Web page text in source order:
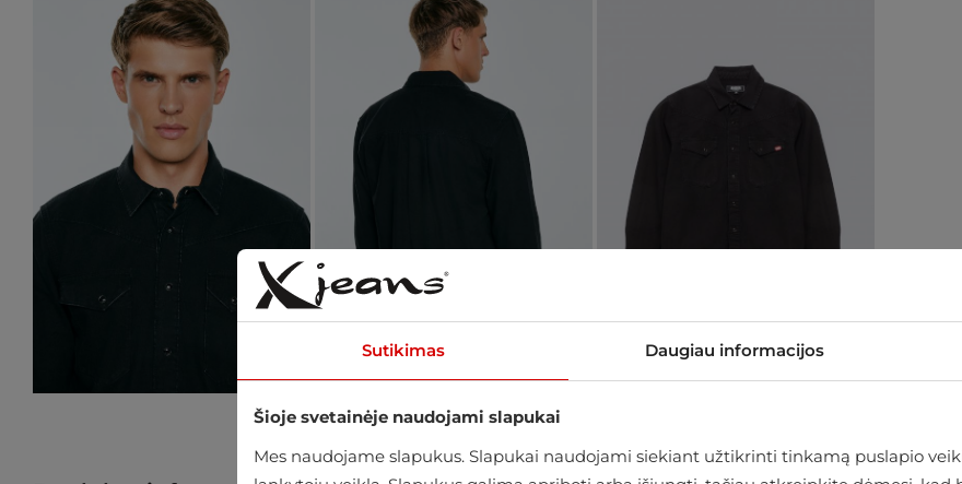
Sutikimas Daugiau informacijos
Šioje svetainėje naudojami slapukai
Mes naudojame slapukus. Slapukai naudojami siekiant užtikrinti tinkamą puslapio